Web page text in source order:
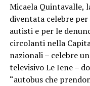
Micaela Quintavalle,
diventata celebre
autisti e per le
circolanti nella
nazionali – celebre
televisivo Le Iene –
“autobus che